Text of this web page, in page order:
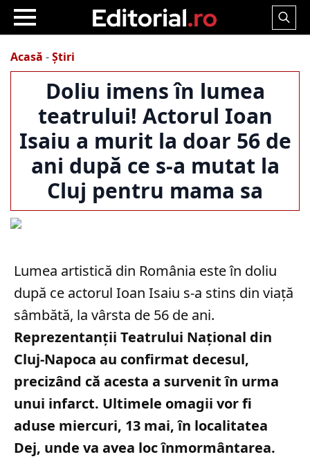
Search
Acasă -Știri
Doliu imens în lumea
teatrului! Actorul Ioan
Isaiu a murit la doar 56 de
ani după ce s-a mutat la
Cluj pentru mama sa
Lumea artistică din România este în doliu
după ce actorul Ioan Isaiu s-a stins din viață
sâmbătă, la vârsta de 56 de ani.
Reprezentanții Teatrului Național din
Cluj-Napoca au confirmat decesul,
precizând că acesta a survenit în urma
unui infarct. Ultimele omagii vor fi
aduse miercuri, 13 mai, în localitatea
Dej, unde va avea loc înmormântarea.